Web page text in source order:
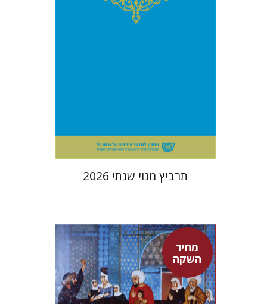
תרביץ מנוי שנתי 2026
מחיר
השקה
אדם טלר
דורון מגן